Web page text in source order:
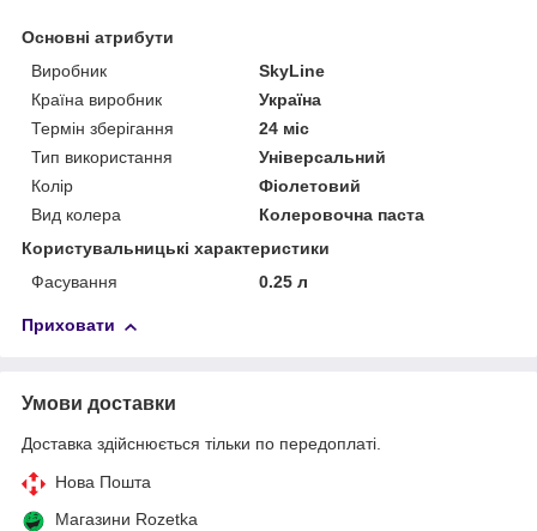
Основні атрибути
Виробник
SkyLine
Країна виробник
Україна
Термін зберігання
24 міс
Тип використання
Універсальний
Колір
Фіолетовий
Вид колера
Колеровочна паста
Користувальницькі характеристики
Фасування
0.25 л
Приховати
Умови доставки
Доставка здійснюється тільки по передоплаті.
Нова Пошта
Магазини Rozetka